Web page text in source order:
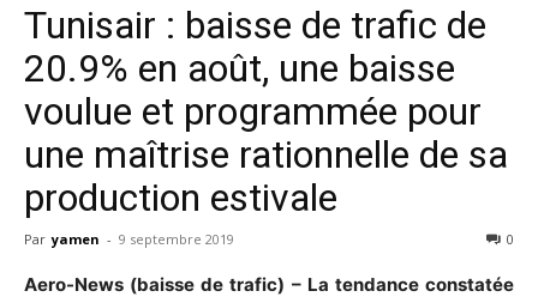
Tunisair : baisse de trafic de
20.9% en août, une baisse
voulue et programmée pour
une maîtrise rationnelle de sa
production estivale
Par yamen - 9 septembre 2019 0
Aero-News (baisse de trafic) – La tendance constatée